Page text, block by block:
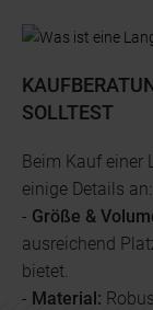
SOLLTEST
Beim Kauf einer
einige Details an:
- Größe &
ausreichend
bietet.
- Material: